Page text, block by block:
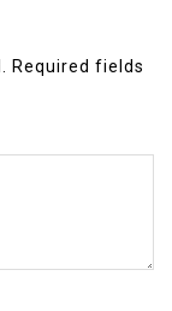
Required fields